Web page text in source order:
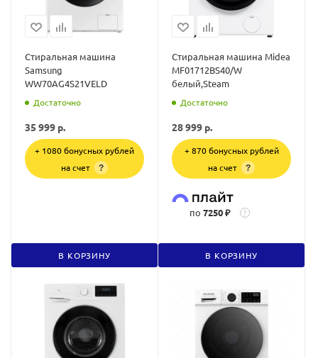
Стиральная машина
Samsung
WW70AG4S21VELD
Достаточно
35 999 р.
+ 1080 бонусных рублей
на счет
?
В КОРЗИНУ
Стиральная машина Midea
MF01712BS40/W
белый,Steam
Достаточно
28 999 р.
+ 870 бонусных рублей
на счет
?
по 7250 ₽ ?
В КОРЗИНУ